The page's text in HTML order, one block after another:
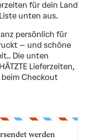
für dein Land
unten aus.
persönlich für
– und schöne
Die unten
Lieferzeiten,
Checkout
werden